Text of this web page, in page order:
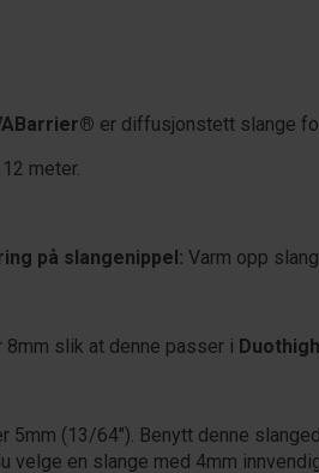
er diffusjonstett slange
meter.
på slangenippel: Varm opp
8mm slik at denne passer i
5mm (13/64"). Benytt denne
velge en slange med 4mm